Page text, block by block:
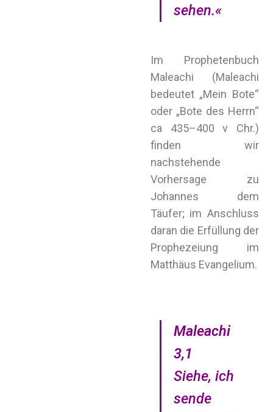
sehen.«
Im Prophetenbuch
Maleachi (Maleachi
bedeutet „Mein Bote“
oder „Bote des Herrn“
ca 435–400 v Chr.)
finden wir
nachstehende
Vorhersage zu
Johannes dem
Täufer; im Anschluss
daran die Erfüllung der
Prophezeiung im
Matthäus Evangelium.
Maleachi
3,1
Siehe, ich
sende